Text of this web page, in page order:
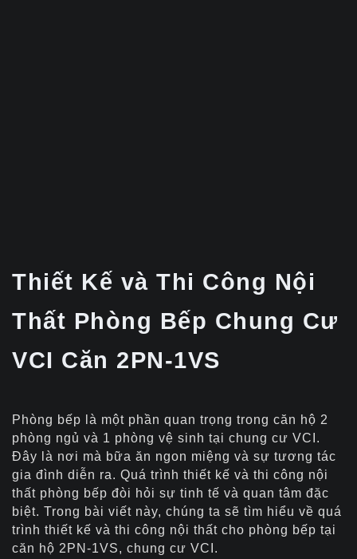
Thiết Kế và Thi Công Nội
Thất Phòng Bếp Chung Cư
VCI Căn 2PN-1VS
Phòng bếp là một phần quan trọng trong căn hộ 2
phòng ngủ và 1 phòng vệ sinh tại chung cư VCI.
Đây là nơi mà bữa ăn ngon miệng và sự tương tác
gia đình diễn ra. Quá trình thiết kế và thi công nội
thất phòng bếp đòi hỏi sự tinh tế và quan tâm đặc
biệt. Trong bài viết này, chúng ta sẽ tìm hiểu về quá
trình thiết kế và thi công nội thất cho phòng bếp tại
căn hộ 2PN-1VS, chung cư VCI.